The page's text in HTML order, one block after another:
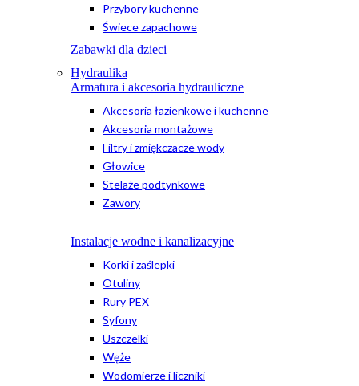
Przybory kuchenne
Świece zapachowe
Zabawki dla dzieci
Hydraulika
Armatura i akcesoria hydrauliczne
Akcesoria łazienkowe i kuchenne
Akcesoria montażowe
Filtry i zmiękczacze wody
Głowice
Stelaże podtynkowe
Zawory
Instalacje wodne i kanalizacyjne
Korki i zaślepki
Otuliny
Rury PEX
Syfony
Uszczelki
Węże
Wodomierze i liczniki